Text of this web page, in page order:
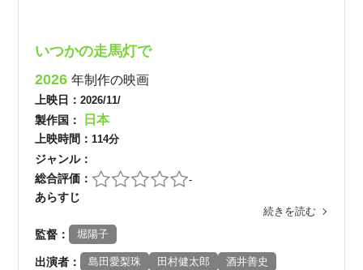
いつかの走馬灯で
2026年制作の映画
上映日：2026/11/
製作国： 日本
上映時間： 114分
ジャンル：
総合評価：
-
あらすじ
続きを読む
監督： 堀陽子
出演者： 島田愛梨珠 田村健太郎 酒井善史